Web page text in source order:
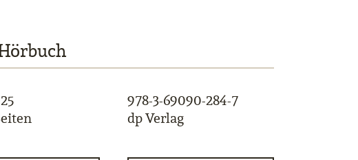
978-3-69090-284-7
dp Verlag